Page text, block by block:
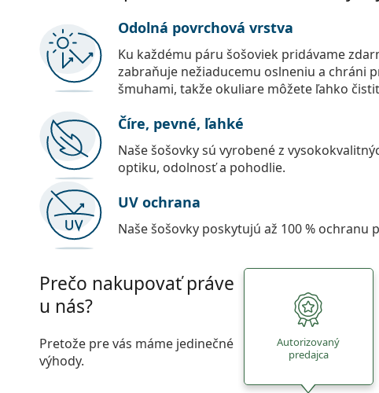
Odolná povrchová vrstva
Ku každému páru šošoviek pridávame
zabraňuje nežiaducemu oslneniu a chráni
šmuhami, takže okuliare môžete ľahko
Číre, pevné, ľahké
Naše šošovky sú vyrobené z
optiku, odolnosť a pohodlie.
UV ochrana
Naše šošovky poskytujú až 100 % ochranu
Prečo nakupovať práve
u nás?
Pretože pre vás máme jedinečné
výhody.
Autorizovaný
predajca